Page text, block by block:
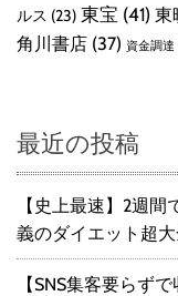
ルス (23) 東宝 (41) 東
角川書店 (37) 資金調達
最近の投稿
【史上最速】2週
義のダイエット超大
【SNS集客要らず